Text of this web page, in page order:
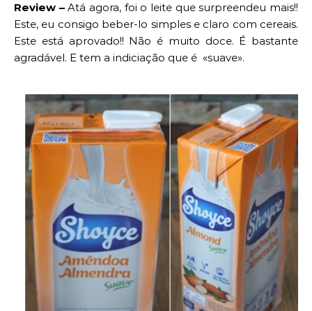
Review – Atá agora, foi o leite que surpreendeu mais!!
Este, eu consigo beber-lo simples e claro com cereais.
Este está aprovado!! Não é muito doce. É bastante
agradável. E tem a indiciação que é «suave».